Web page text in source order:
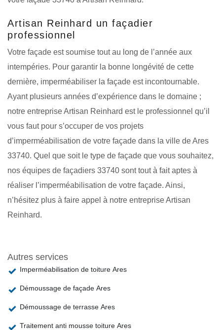
Artisan Reinhard un façadier
professionnel
Votre façade est soumise tout au long de l’année aux
intempéries. Pour garantir la bonne longévité de cette
dernière, imperméabiliser la façade est incontournable.
Ayant plusieurs années d’expérience dans le domaine ;
notre entreprise Artisan Reinhard est le professionnel qu’il
vous faut pour s’occuper de vos projets
d’imperméabilisation de votre façade dans la ville de Ares
33740. Quel que soit le type de façade que vous souhaitez,
nos équipes de façadiers 33740 sont tout à fait aptes à
réaliser l’imperméabilisation de votre façade. Ainsi,
n’hésitez plus à faire appel à notre entreprise Artisan
Reinhard.
Autres services
Imperméabilisation de toiture Ares
Démoussage de façade Ares
Démoussage de terrasse Ares
Traitement anti mousse toiture Ares